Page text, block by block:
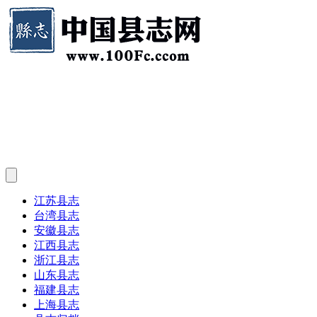
江苏县志
台湾县志
安徽县志
江西县志
浙江县志
山东县志
福建县志
上海县志